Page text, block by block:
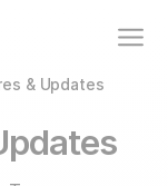
& Updates